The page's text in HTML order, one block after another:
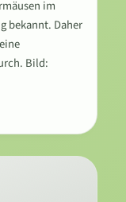
im
bekannt. Daher
Bild: